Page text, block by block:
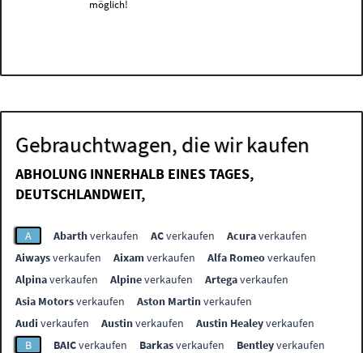
möglich!
Gebrauchtwagen, die wir kaufen
ABHOLUNG INNERHALB EINES TAGES,
DEUTSCHLANDWEIT,
A Abarthverkaufen ACverkaufen Acuraverkaufen
Aiwaysverkaufen Aixamverkaufen Alfa Romeoverkaufen
Alpinaverkaufen Alpineverkaufen Artegaverkaufen
Asia Motorsverkaufen Aston Martinverkaufen
Audi verkaufen Austinverkaufen Austin Healeyverkaufen
B
BAICverkaufen Barkasverkaufen Bentleyverkaufen